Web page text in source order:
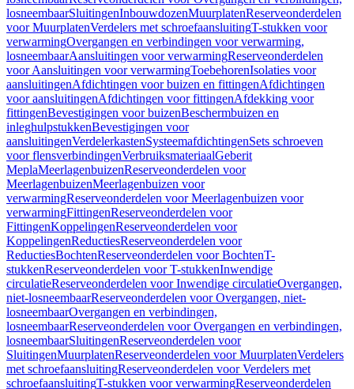
losneembaarSluitingenInbouwdozenMuurplatenReserveonderdelen
voor MuurplatenVerdelers met schroefaansluitingT-stukken voor
verwarmingOvergangen en verbindingen voor verwarming,
losneembaarAansluitingen voor verwarmingReserveonderdelen
voor Aansluitingen voor verwarmingToebehorenIsolaties voor
aansluitingenAfdichtingen voor buizen en fittingenAfdichtingen
voor aansluitingenAfdichtingen voor fittingenAfdekking voor
fittingenBevestigingen voor buizenBeschermbuizen en
inleghulpstukkenBevestigingen voor
aansluitingenVerdelerkastenSysteemafdichtingenSets schroeven
voor flensverbindingenVerbruiksmateriaalGeberit
MeplaMeerlagenbuizenReserveonderdelen voor
MeerlagenbuizenMeerlagenbuizen voor
verwarmingReserveonderdelen voor Meerlagenbuizen voor
verwarmingFittingenReserveonderdelen voor
FittingenKoppelingenReserveonderdelen voor
KoppelingenReductiesReserveonderdelen voor
ReductiesBochtenReserveonderdelen voor BochtenT-
stukkenReserveonderdelen voor T-stukkenInwendige
circulatieReserveonderdelen voor Inwendige circulatieOvergangen,
niet-losneembaarReserveonderdelen voor Overgangen, niet-
losneembaarOvergangen en verbindingen,
losneembaarReserveonderdelen voor Overgangen en verbindingen,
losneembaarSluitingenReserveonderdelen voor
SluitingenMuurplatenReserveonderdelen voor MuurplatenVerdelers
met schroefaansluitingReserveonderdelen voor Verdelers met
schroefaansluitingT-stukken voor verwarmingReserveonderdelen